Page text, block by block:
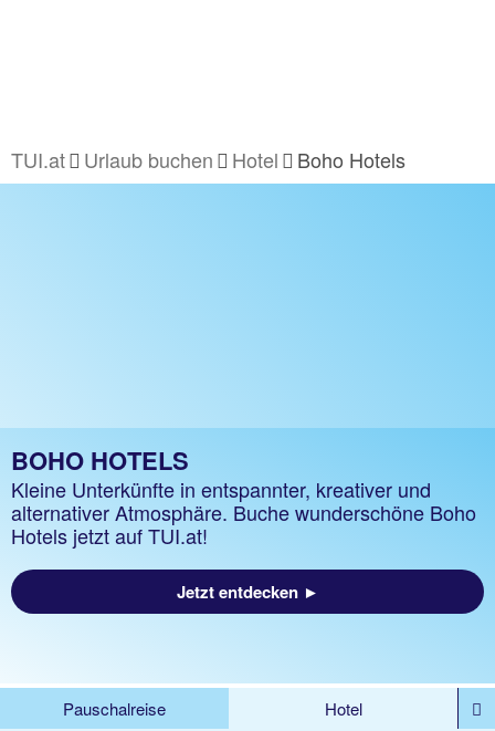
TUI.at Urlaub buchen Hotel Boho Hotels
BOHO HOTELS
Kleine Unterkünfte in entspannter, kreativer und
alternativer Atmosphäre. Buche wunderschöne Boho
Hotels jetzt auf TUI.at!
Jetzt entdecken ►
Pauschalreise
Hotel